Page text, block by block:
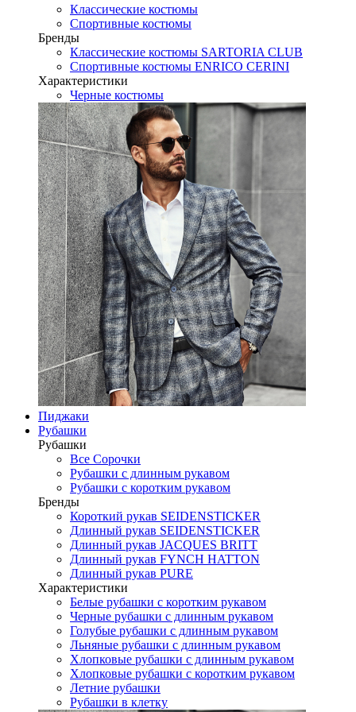
Классические костюмы
Спортивные костюмы
Бренды
Классические костюмы SARTORIA CLUB
Спортивные костюмы ENRICO CERINI
Характеристики
Черные костюмы
Пиджаки
Рубашки
Рубашки
Все Сорочки
Рубашки с длинным рукавом
Рубашки с коротким рукавом
Бренды
Короткий рукав SEIDENSTICKER
Длинный рукав SEIDENSTICKER
Длинный рукав JAСQUES BRITT
Длинный рукав FYNCH HATTON
Длинный рукав PURE
Характеристики
Белые рубашки с коротким рукавом
Черные рубашки с длинным рукавом
Голубые рубашки с длинным рукавом
Льняные рубашки с длинным рукавом
Хлопковые рубашки с длинным рукавом
Хлопковые рубашки с коротким рукавом
Летние рубашки
Рубашки в клетку